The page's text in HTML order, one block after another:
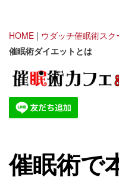
HOME | ウダッチ催眠術スク
催眠術ダイエットとは
催眠術で